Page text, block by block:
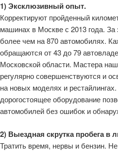
1) Эксклюзивный опыт.
Корректируют пройденный
машинах в Москве с 2013 года. За
более чем на 870 автомобилях.
обращаются от 43 до 79
Московской области. Мастера
регулярно совершенствуются и
на новых моделях и
дорогостоящее оборудование
автомобилей без ошибок и
2) Выездная скрутка пробега
Тратить время, нервы и бензин.